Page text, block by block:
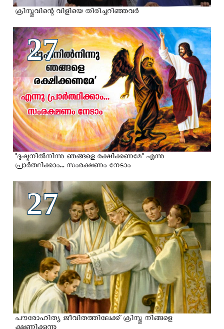
ക്രിസ്തുവിന്റെ വിളിയെ തിരിച്ചറിഞ്ഞവര്‍
27
"ദുഷ്ടനില്‍നിന്നു ഞങ്ങളെ രക്ഷിക്കണമേ" എന്നു
പ്രാർത്ഥിക്കാം... സംരക്ഷണം നേടാം
27
പൗരോഹിത്യ ജീവിതത്തിലേക്ക് ക്രിസ്തു നിങ്ങളെ